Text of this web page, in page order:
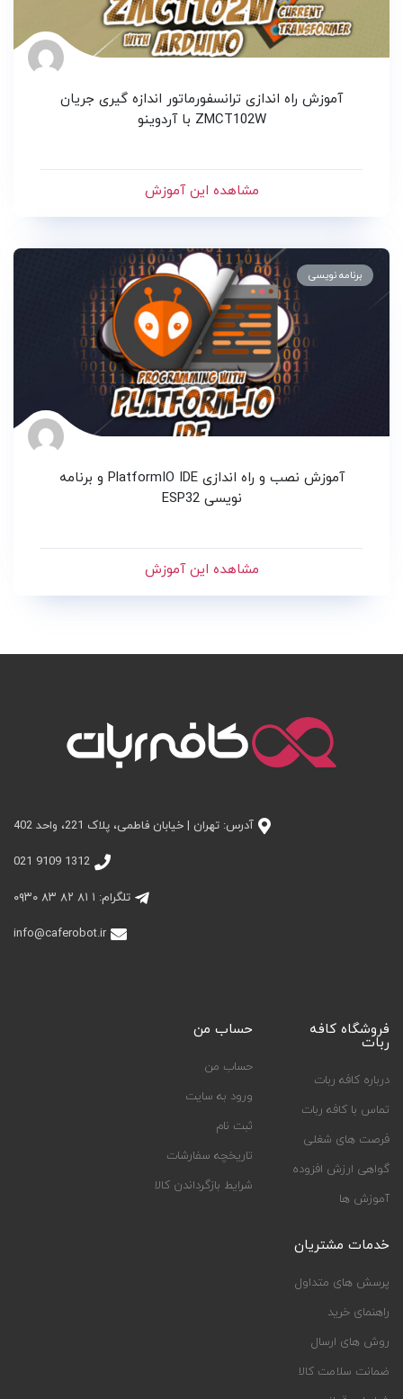
آموزش راه اندازی ترانسفورماتور اندازه گیری جریان
ZMCT102W با آردوینو
مشاهده این آموزش
برنامه نویسی
آموزش نصب و راه اندازی PlatformIO IDE و برنامه
نویسی ESP32
مشاهده این آموزش
آدرس: تهران | خیابان فاطمی، پلاک 221، واحد 402
1312 9109 021
تلگرام: ۱ ۸۱ ۸۲ ۸۳ ۰۹۳۰
info@caferobot.ir
فروشگاه کافه
ربات
درباره کافه ربات
تماس با کافه ربات
فرصت های شغلی
گواهی ارزش افزوده
آموزش ها
حساب من
حساب من
ورود به سایت
ثبت نام
تاریخچه سفارشات
شرایط بازگرداندن کالا
خدمات مشتریان
پرسش های متداول
راهنمای خرید
روش های ارسال
ضمانت سلامت کالا